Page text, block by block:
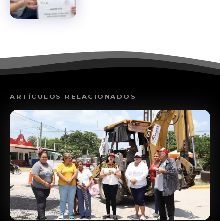
ARTÍCULOS RELACIONADOS